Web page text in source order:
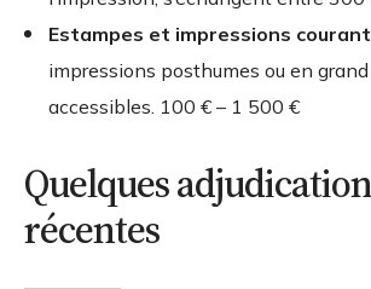
Estampes et impressions
impressions posthumes ou en
accessibles. 100 € – 1 500 €
Quelques
récentes